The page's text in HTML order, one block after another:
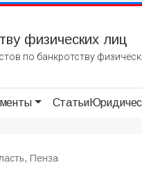
физических лиц
по банкротству
Статьи
Пенза